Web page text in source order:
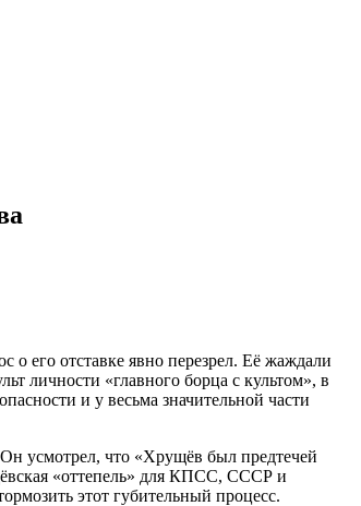
его отставке явно перезрел. Её жаждали
личности «главного борца с культом», в
и у весьма значительной части
усмотрел, что «Хрущёв был предтечей
«оттепель» для КПСС, СССР и
этот губительный процесс.